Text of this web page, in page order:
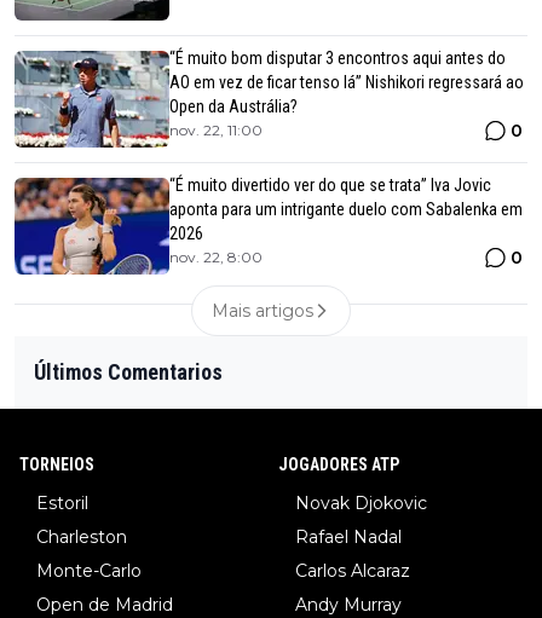
“É muito bom disputar 3 encontros aqui antes do
AO em vez de ficar tenso lá” Nishikori regressará ao
Open da Austrália?
nov. 22, 11:00 0
“É muito divertido ver do que se trata” Iva Jovic
aponta para um intrigante duelo com Sabalenka em
2026
nov. 22, 8:00 0
Mais artigos
Últimos Comentarios
TORNEIOS
Estoril
Charleston
Monte-Carlo
Open de Madrid
JOGADORES ATP
Novak Djokovic
Rafael Nadal
Carlos Alcaraz
Andy Murray